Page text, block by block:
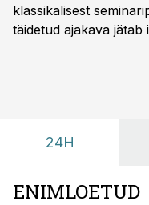
klassikalisest
täidetud ajakava
24H
ENIMLOETUD